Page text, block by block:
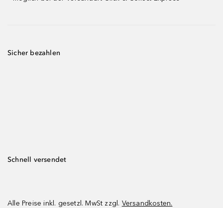
Sicher bezahlen
Schnell versendet
Alle Preise inkl. gesetzl. MwSt zzgl. Versandkosten.